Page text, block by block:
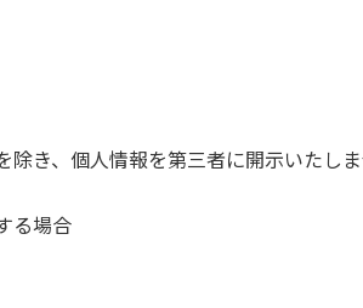
き、個人情報を第三者に開示いたしま
る場合